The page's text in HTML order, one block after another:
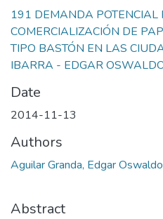
191 DEMANDA POTENCIAL
COMERCIALIZACIÓN DE
TIPO BASTÓN EN LAS
IBARRA - EDGAR
Date
2014-11-13
Authors
Aguilar Granda, Edgar Oswaldo
Abstract